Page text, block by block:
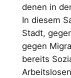
denen in
In diesem
Stadt,
gegen
bereits